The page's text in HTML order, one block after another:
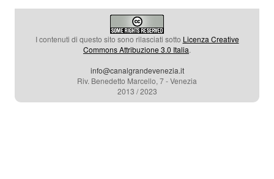
I contenuti di questo sito sono rilasciati sotto Licenza Creative
Commons Attribuzione 3.0 Italia.
info@canalgrandevenezia.it
Riv. Benedetto Marcello, 7 - Venezia
2013 / 2023